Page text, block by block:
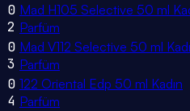
0
2
Mad H105 Selective 50 ml
Parfüm
0
3
Mad V112 Selective 50 ml
Parfüm
0
4
122 Oriental Edp 50 ml Kadın
Parfüm